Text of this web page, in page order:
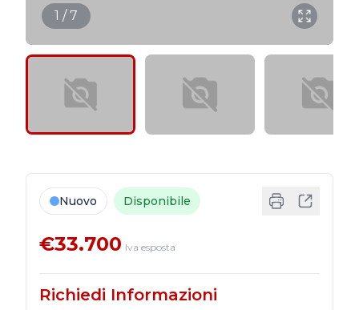
1 / 7
Nuovo Disponibile
€33.700 Iva esposta
Richiedi Informazioni